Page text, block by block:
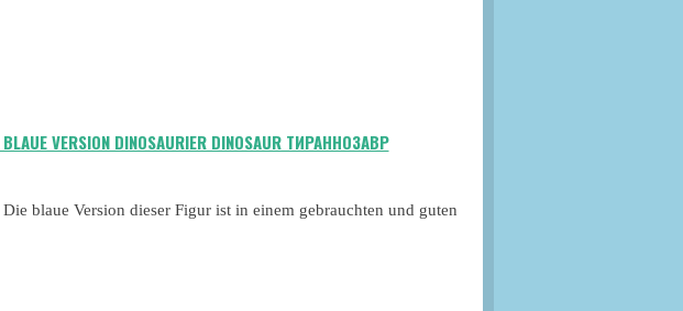
VERSION DINOSAURIER DINOSAUR ТИРАННОЗАВР
blaue Version dieser Figur ist in einem gebrauchten und guten